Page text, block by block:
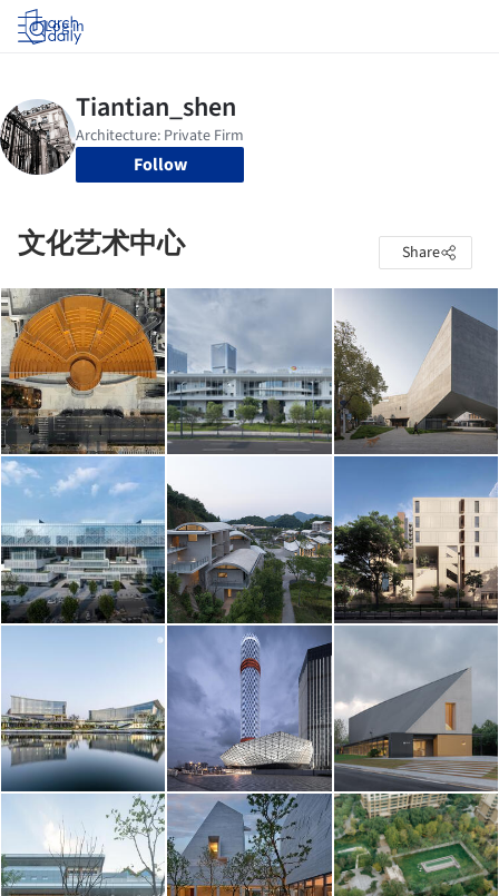
Log in
Follow
文化艺术中心 Share